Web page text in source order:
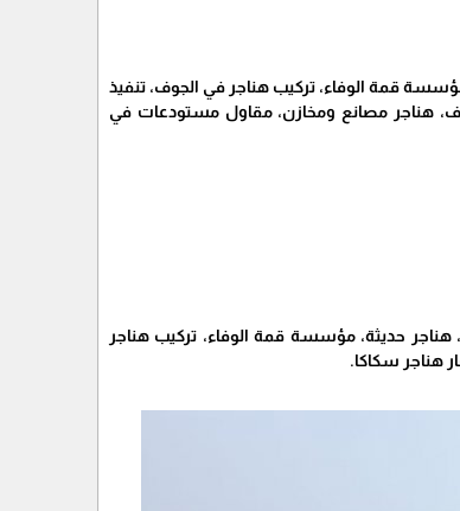
قمة الوفاء، تركيب هناجر في الجوف، تنفيذ
هناجر مصانع ومخازن، مقاول مستودعات في
حديثة، مؤسسة قمة الوفاء، تركيب هناجر
هناجر سكاكا.